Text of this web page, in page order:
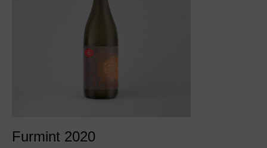
Furmint 2020